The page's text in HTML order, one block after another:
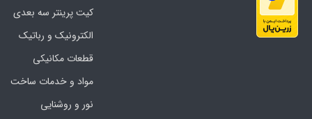
کیت پرینتر سه بعدی
الکترونیک و رباتیک
قطعات مکانیکی
مواد و خدمات ساخت
نور و روشنایی